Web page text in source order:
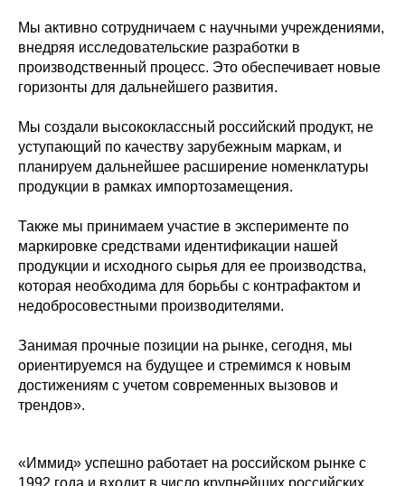
Мы активно сотрудничаем с научными учреждениями,
внедряя исследовательские разработки в
производственный процесс. Это обеспечивает новые
горизонты для дальнейшего развития.
Мы создали высококлассный российский продукт, не
уступающий по качеству зарубежным маркам, и
планируем дальнейшее расширение номенклатуры
продукции в рамках импортозамещения.
Также мы принимаем участие в эксперименте по
маркировке средствами идентификации нашей
продукции и исходного сырья для ее производства,
которая необходима для борьбы с контрафактом и
недобросовестными производителями.
Занимая прочные позиции на рынке, сегодня, мы
ориентируемся на будущее и стремимся к новым
достижениям с учетом современных вызовов и
трендов».
«Иммид» успешно работает на российском рынке с